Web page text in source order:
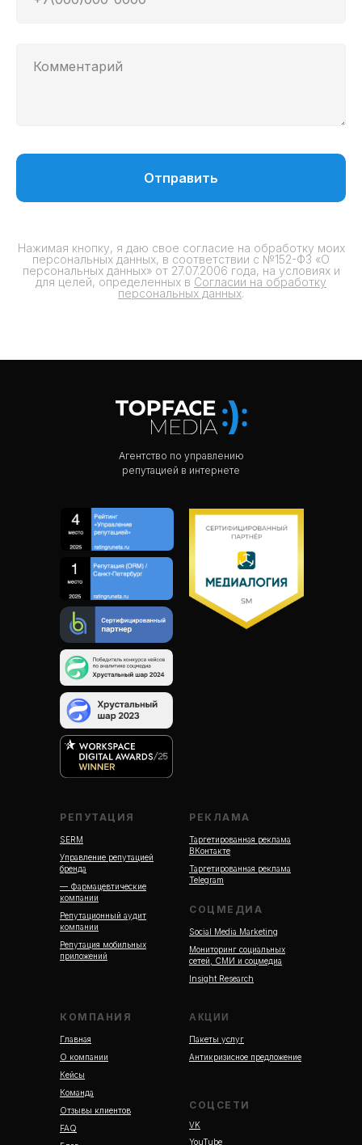
Отправить
Нажимая кнопку, я даю свое согласие на обработку моих
персональных данных, в соответствии с №152-ФЗ «О
персональных данных» от 27.07.2006 года, на условиях и
для целей, определенных в Согласии на обработку
персональных данных.
КОМПАНИЯ
Главная
О компании
Кейсы
Команда
Отзывы клиентов
FAQ
СОЦСЕТИ
VK
YouTube
РЕКЛАМА
РЕПУТАЦИЯ
Таргетированная реклама
Telegram
Таргетированная реклама
ВКонтакте
СОЦМЕДИА
Управление репутацией
бренда
SERM
— Фармацевтические
компании
Репутационный аудит
компании
Репутация мобильных
приложений
Агентство по управлению
репутацией в интернете
АКЦИИ
Мониторинг социальных
сетей, СМИ и соцмедиа
Social Media Marketing
Insight Research
Пакеты услуг
Антикризисное предложение